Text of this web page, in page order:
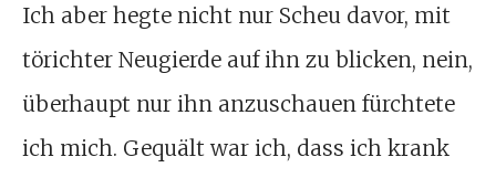
Ich aber hegte nicht nur Scheu davor, mit
törichter Neugierde auf ihn zu blicken, nein,
überhaupt nur ihn anzuschauen fürchtete
ich mich. Gequält war ich, dass ich krank